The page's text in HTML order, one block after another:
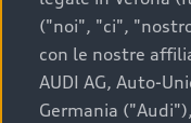
Audi Center o
che ti
("noi", "ci",
con le nostre
AUDI AG, Auto-
Germania